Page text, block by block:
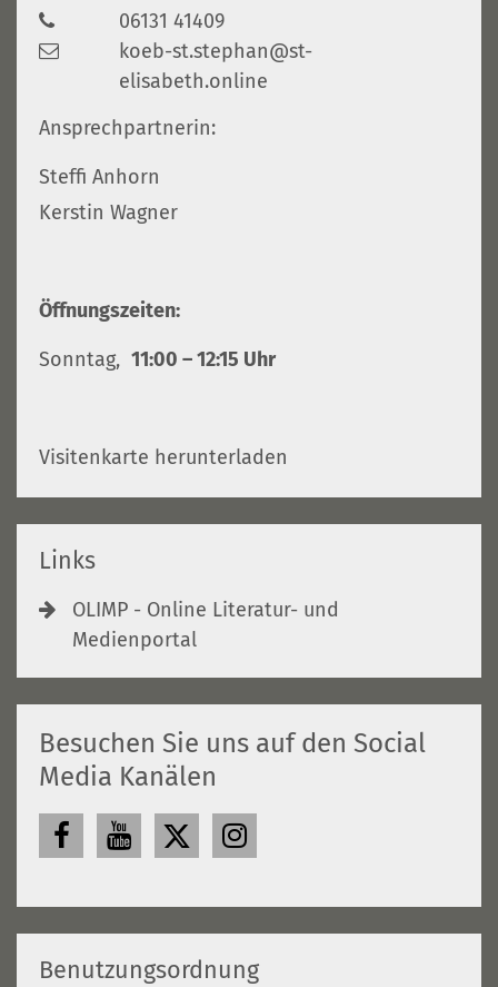
06131 41409
koeb-st.stephan@st-
elisabeth.online
Ansprechpartnerin:
Steffi Anhorn
Kerstin Wagner
Öffnungszeiten:
Sonntag, 11:00 – 12:15 Uhr
Visitenkarte herunterladen
Links
OLIMP - Online Literatur- und
Medienportal
Besuchen Sie uns auf den Social
Media Kanälen
Benutzungsordnung